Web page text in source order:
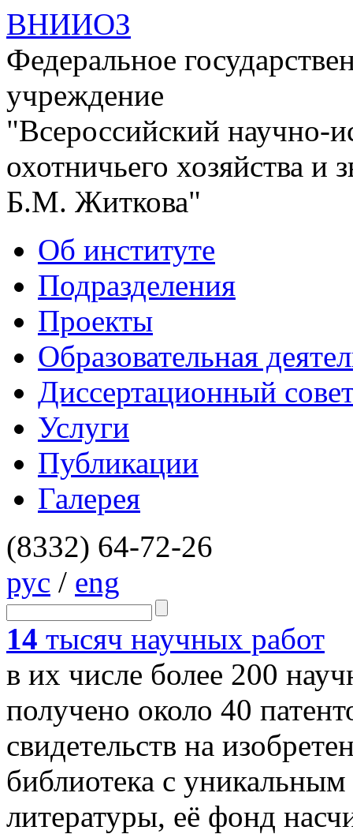
ВНИИОЗ
Федеральное
учреждение
"Всероссийский научно-
охотничьего хозяйства и
Б.М. Житкова"
Об институте
Подразделения
Проекты
Образовательная
Диссертационный
Услуги
Публикации
Галерея
(8332) 64-72-26
рус / eng
14 тысяч научных работ
в их числе более 200
получено около 40
свидетельств на
библиотека с
литературы, её фонд